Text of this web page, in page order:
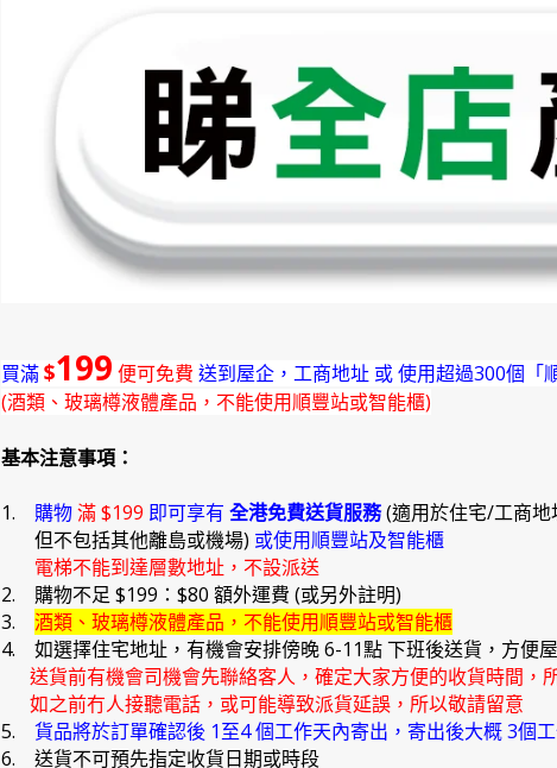
買滿$199 便可免費 送到屋企，工商地址 或 使用超過300個「
(酒類、玻璃樽液體產品，不能使用順豐站或智能櫃)
基本注意事項：
1. 購物滿 $199 即可享有 全港免費送貨服務(適用於住宅/工商地
但不包括其他離島或機場) 或使用順豐站及智能櫃
電梯不能到達層數地址，不設派送
2. 購物不足 $199：$80 額外運費 (或另外註明)
3. 酒類、玻璃樽液體產品，不能使用順豐站或智能櫃
4. 如選擇住宅地址，有機會安排傍晚 6-11點 下班後送貨，方便
送貨前有機會司機會先聯絡客人，確定大家方便的收貨時間，
如之前冇人接聽電話，或可能導致派貨延誤，所以敬請留意
5. 貨品將於訂單確認後 1至4 個工作天內寄出，寄出後大概 3個
6. 送貨不可預先指定收貨日期或時段